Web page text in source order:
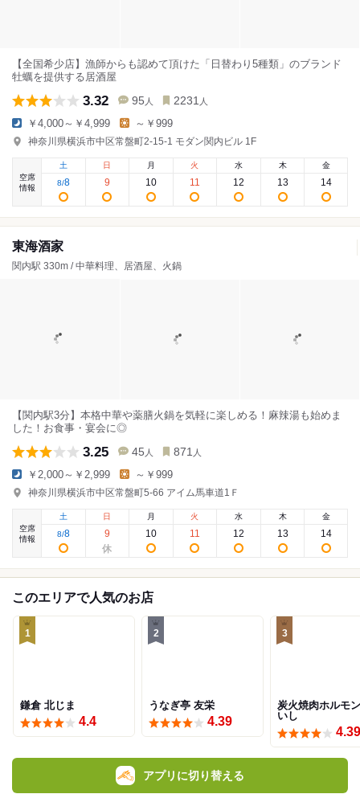
【全国希少店】漁師からも認めて頂けた「日替わり5種類」のブランド
牡蠣を提供する居酒屋
3.32 95 人 2231 人
￥4,000～￥4,999 ～￥999
神奈川県横浜市中区常盤町2‐15‐1 モダン関内ビル 1F
空席
情報
土
8/8
日
9
月
10
火
11
水
12
木
13
金
14
東海酒家
関内駅 330m / 中華料理、居酒屋、火鍋
【関内駅3分】本格中華や薬膳火鍋を気軽に楽しめる！麻辣湯も始めま
した！お食事・宴会に◎
3.25 45 人 871 人
￥2,000～￥2,999 ～￥999
神奈川県横浜市中区常盤町5-66 アイム馬車道1Ｆ
空席
情報
土
8/8
日
9
月
10
火
11
水
12
木
13
金
14
このエリアで人気のお店
1
鎌倉 北じま
4.4
2
うなぎ亭 友栄
4.39
3
炭火焼肉ホルモ
いし
4.39
アプリに切り替える